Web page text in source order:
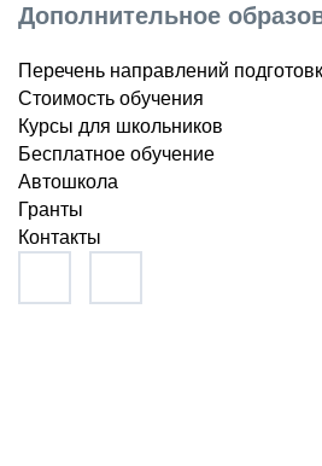
Дополнительное
Перечень направлений
Стоимость обучения
Курсы для школьников
Бесплатное обучение
Автошкола
Гранты
Контакты